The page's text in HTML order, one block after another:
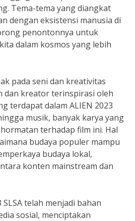
Tema-tema yang diangkat
dengan eksistensi manusia di
penontonnya untuk
dalam kosmos yang lebih
pada seni dan kreativitas
dan kreator terinspirasi oleh
terdapat dalam ALIEN 2023
musik, banyak karya yang
terhadap film ini. Hal
budaya populer mampu
budaya lokal,
konten mainstream dan
SLSA telah menjadi bahan
sosial, menciptakan